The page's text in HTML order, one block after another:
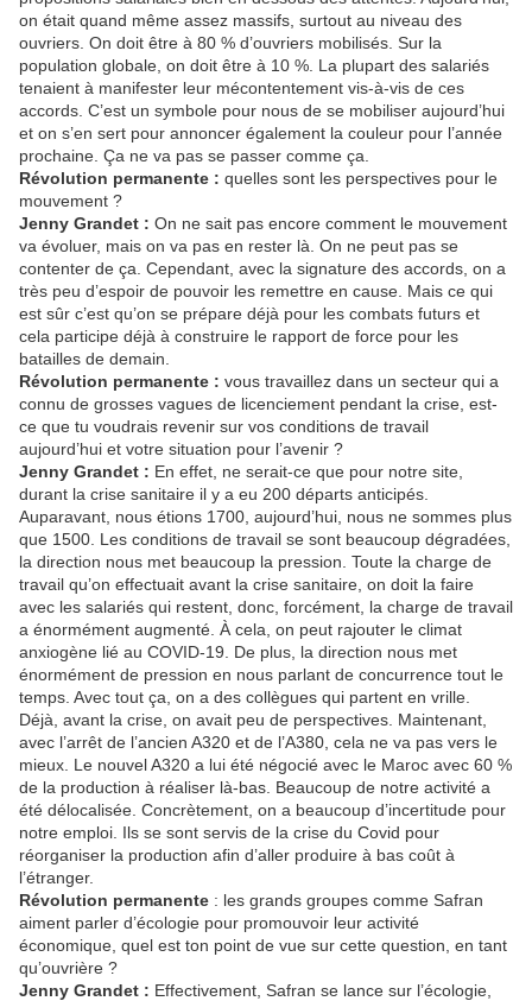
on était quand même assez massifs, surtout au niveau des
ouvriers. On doit être à 80 % d’ouvriers mobilisés. Sur la
population globale, on doit être à 10 %. La plupart des salariés
tenaient à manifester leur mécontentement vis-à-vis de ces
accords. C’est un symbole pour nous de se mobiliser aujourd’hui
et on s’en sert pour annoncer également la couleur pour l’année
prochaine. Ça ne va pas se passer comme ça.
Révolution permanente : quelles sont les perspectives pour le
mouvement ?
Jenny Grandet : On ne sait pas encore comment le mouvement
va évoluer, mais on va pas en rester là. On ne peut pas se
contenter de ça. Cependant, avec la signature des accords, on a
très peu d’espoir de pouvoir les remettre en cause. Mais ce qui
est sûr c’est qu’on se prépare déjà pour les combats futurs et
cela participe déjà à construire le rapport de force pour les
batailles de demain.
Révolution permanente : vous travaillez dans un secteur qui a
connu de grosses vagues de licenciement pendant la crise, est-
ce que tu voudrais revenir sur vos conditions de travail
aujourd’hui et votre situation pour l’avenir ?
Jenny Grandet : En effet, ne serait-ce que pour notre site,
durant la crise sanitaire il y a eu 200 départs anticipés.
Auparavant, nous étions 1700, aujourd’hui, nous ne sommes plus
que 1500. Les conditions de travail se sont beaucoup dégradées,
la direction nous met beaucoup la pression. Toute la charge de
travail qu’on effectuait avant la crise sanitaire, on doit la faire
avec les salariés qui restent, donc, forcément, la charge de travail
a énormément augmenté. À cela, on peut rajouter le climat
anxiogène lié au COVID-19. De plus, la direction nous met
énormément de pression en nous parlant de concurrence tout le
temps. Avec tout ça, on a des collègues qui partent en vrille.
Déjà, avant la crise, on avait peu de perspectives. Maintenant,
avec l’arrêt de l’ancien A320 et de l’A380, cela ne va pas vers le
mieux. Le nouvel A320 a lui été négocié avec le Maroc avec 60 %
de la production à réaliser là-bas. Beaucoup de notre activité a
été délocalisée. Concrètement, on a beaucoup d’incertitude pour
notre emploi. Ils se sont servis de la crise du Covid pour
réorganiser la production afin d’aller produire à bas coût à
l’étranger.
Révolution permanente : les grands groupes comme Safran
aiment parler d’écologie pour promouvoir leur activité
économique, quel est ton point de vue sur cette question, en tant
qu’ouvrière ?
Jenny Grandet : Effectivement, Safran se lance sur l’écologie,